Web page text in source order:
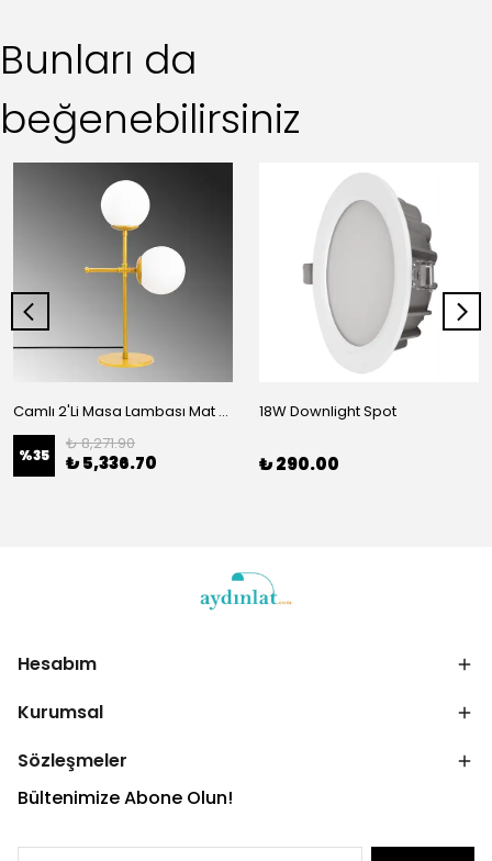
Bunları da
beğenebilirsiniz
Camlı 2'Li Masa Lambası Mat Gold 954
%35
₺ 8,271.90
₺ 5,336.70
18W Downlight Spot
₺ 290.00
Hesabım
Kurumsal
Sözleşmeler
Bültenimize Abone Olun!